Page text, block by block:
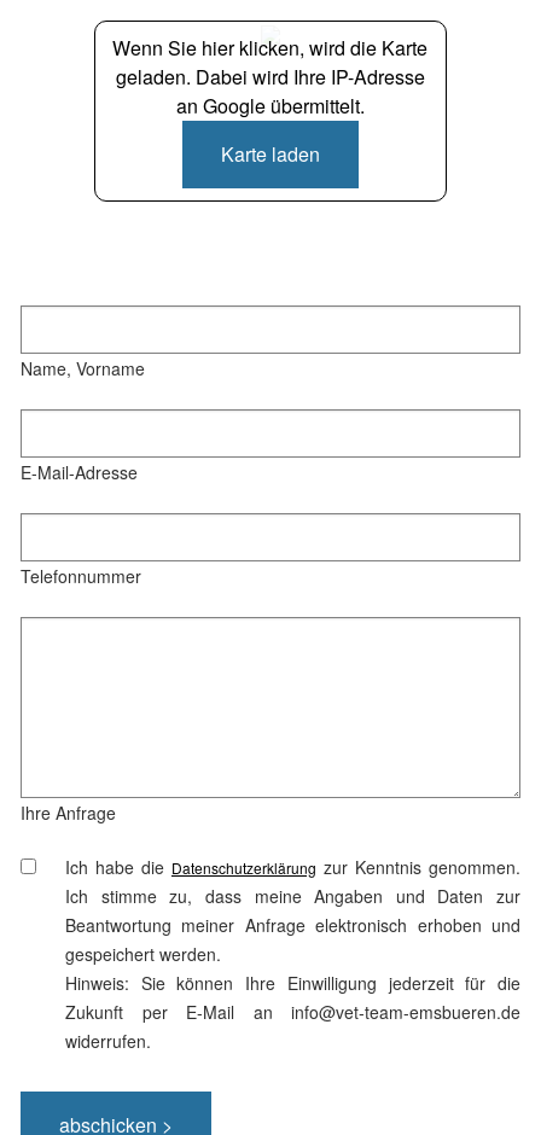
Wenn Sie hier klicken, wird die Karte
geladen. Dabei wird Ihre IP-Adresse
an Google übermittelt.
Karte laden
Name, Vorname
E-Mail-Adresse
Telefonnummer
Ihre Anfrage
Ich habe die Datenschutzerklärung zur Kenntnis genommen.
Ich stimme zu, dass meine Angaben und Daten zur
Beantwortung meiner Anfrage elektronisch erhoben und
gespeichert werden.
Hinweis: Sie können Ihre Einwilligung jederzeit für die
Zukunft per E-Mail an info@vet-team-emsbueren.de
widerrufen.